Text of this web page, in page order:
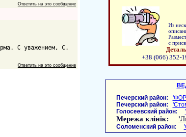
Ответить на это сообщение
С уважением, С.
Ответить на это сообщение
Из
с
+38 (066) 352-
Печерский район:
Печерский район:
Голосеевский район:
Мережа клінік:
Соломенский район: